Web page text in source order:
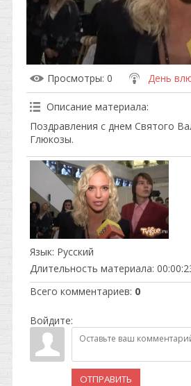
Просмотры: 0 День
Описание материала:
Поздравления с днем Святого
Глюкозы.
Язык: Русский
Длительность материала:
Всего комментариев: 0
Войдите:
ОТПРАВИТЬ